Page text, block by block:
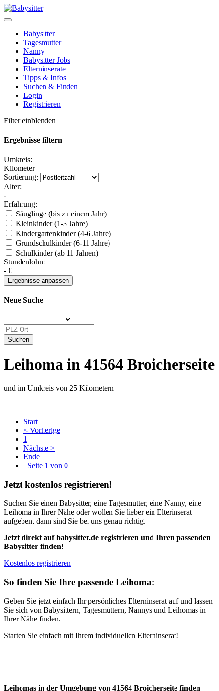
Babysitter
Tagesmutter
Nanny
Babysitter Jobs
Elterninserate
Tipps & Infos
Suchen & Finden
Login
Registrieren
Filter einblenden
Ergebnisse filtern
Umkreis:
Kilometer
Sortierung:
Alter:
-
Erfahrung:
Säuglinge (bis zu einem Jahr)
Kleinkinder (1-3 Jahre)
Kindergartenkinder (4-6 Jahre)
Grundschulkinder (6-11 Jahre)
Schulkinder (ab 11 Jahren)
Stundenlohn:
- €
Neue Suche
Leihoma in 41564 Broicherseite
und im Umkreis von 25 Kilometern
Start
< Vorherige
1
Nächste >
Ende
Seite 1 von 0
Jetzt kostenlos registrieren!
Suchen Sie einen Babysitter, eine Tagesmutter, eine Nanny, eine
Leihoma in Ihrer Nähe oder wollen Sie lieber ein Elterinserat
aufgeben, dann sind Sie bei uns genau richtig.
Jetzt direkt auf babysitter.de registrieren und Ihren passenden
Babysitter finden!
Kostenlos registrieren
So finden Sie Ihre passende Leihoma:
Geben Sie jetzt einfach Ihr persönliches Elterninserat auf und lassen
Sie sich von Babysittern, Tagesmüttern, Nannys und Leihomas in
Ihrer Nähe finden.
Starten Sie einfach mit Ihrem individuellen Elterninserat!
Leihomas in der Umgebung von 41564 Broicherseite finden